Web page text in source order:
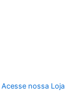
Acesse nossa Loja